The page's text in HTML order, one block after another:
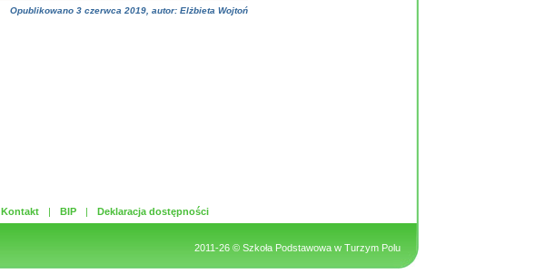
Opublikowano 3 czerwca 2019 autor: Elżbieta Wojtoń
Kontakt BIP Deklaracja dostępności
2011-26 © Szkoła Podstawowa w Turzym Polu